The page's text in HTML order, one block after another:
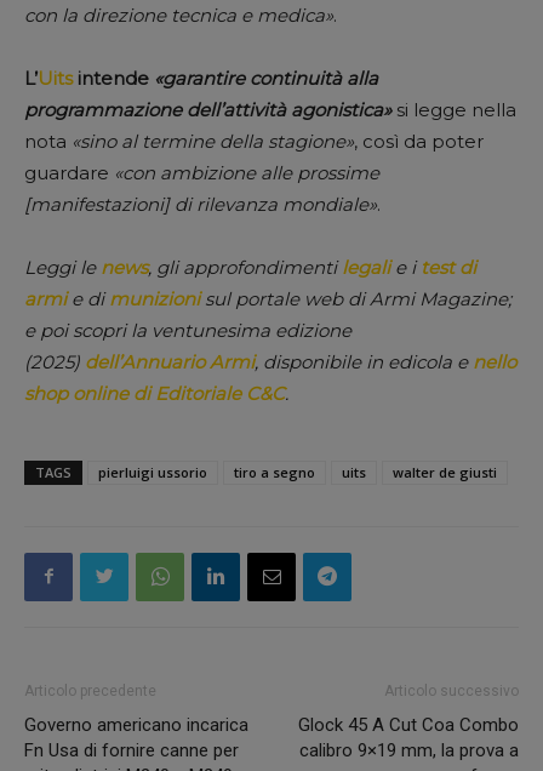
con la direzione tecnica e medica».
L’Uitsintende «garantire continuità alla
programmazione dell’attività agonistica»si legge nella
nota «sino al termine della stagione», così da poter
guardare «con ambizione alle prossime
[manifestazioni] di rilevanza mondiale».
Leggi le news, gli approfondimentilegali e i test di
armie dimunizioni sul portale web di Armi Magazine;
e poi scopri la ventunesima edizione
(2025) dell’Annuario Armi, disponibile in edicola e nello
shop online di Editoriale C&C.
TAGS pierluigi ussorio tiro a segno uits walter de giusti
Articolo precedente
Governo americano incarica
Fn Usa di fornire canne per
Articolo successivo
Glock 45 A Cut Coa Combo
calibro 9×19 mm, la prova a